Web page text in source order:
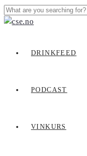
DRINKFEED
PODCAST
VINKURS